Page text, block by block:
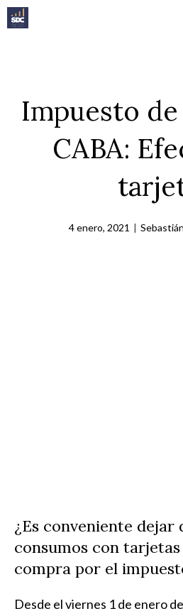
Saltar
al
Impuesto
CABA:
4 enero, 2021 |
¿Es conveniente dejar
consumos con
compra por el
Desde el viernes 1 de enero